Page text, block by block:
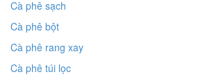
Cà phê sạch
Cà phê bột
Cà phê rang xay
Cà phê túi lọc